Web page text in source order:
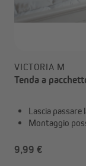
VICTORIA M
Tenda a
Lascia passare
Montaggio
9,99 €